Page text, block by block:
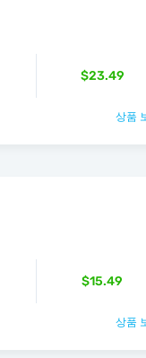
$23.49
상품
$15.49
상품